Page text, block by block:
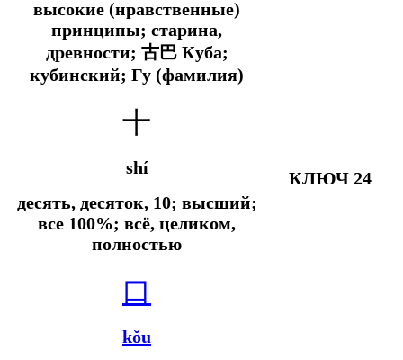
высокие (нравственные)
принципы; старина,
древности; 古巴 Куба;
кубинский; Гу (фамилия)
十
shí
десять, десяток, 10; высший;
все 100%; всё, целиком,
полностью
КЛЮЧ 24
口
kǒu